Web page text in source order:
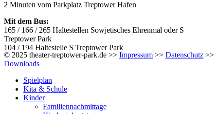
2 Minuten vom Parkplatz Treptower Hafen
Mit dem Bus:
165 / 166 / 265 Haltestellen Sowjetisches Ehrenmal oder S
Treptower Park
104 / 194 Haltestelle S Treptower Park
© 2025 theater-treptower-park.de >> Impressum >> Datenschutz >>
Downloads
Spielplan
Kita & Schule
Kinder
Familiennachmittage